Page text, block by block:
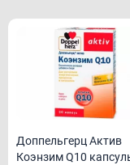
Доппельгерц Актив
Коэнзим Q10